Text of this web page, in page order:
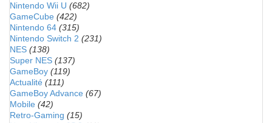
Nintendo Wii U (682)
GameCube (422)
Nintendo 64 (315)
Nintendo Switch 2 (231)
NES (138)
Super NES (137)
GameBoy (119)
Actualité (111)
GameBoy Advance (67)
Mobile (42)
Retro-Gaming (15)